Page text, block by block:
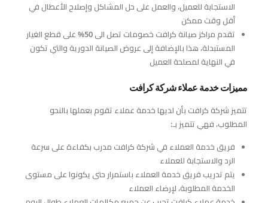
الاستجابة للعميل، والعمل على حل المشاكل وإصلاح الأعطال في
أقل وقت ممكن
تقدم مراكز صيانة كرافت خصومات تصل الى 50% على قطع الغيار
المستبدلة، هذا بالإضافة إلى عروض الصيانة الدورية والتي تكون
في النهاية لمصلحة العميل
مميزات خدمة عملاء شركة كرافت
تتميز شركة كرافت بأن لديها خدمة عملاء تقوم بعملها بالنحو
المطلوب، فهي تتميز بـ:
فريق خدمة العملاء في شركة كرافت مدرب بكفاءة على سرعة
الرد والاستجابة للعملاء
يتم تدريب فريق خدمة العملاء باستمرار حتى يكونوا على مستوى
الخدمة المطلوبة، لإرضاء العملاء